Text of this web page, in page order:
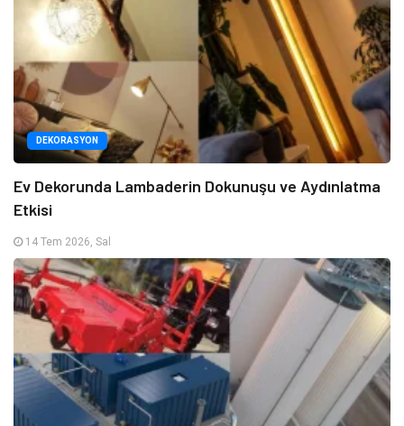
DEKORASYON
Ev Dekorunda Lambaderin Dokunuşu ve Aydınlatma
Etkisi
14 Tem 2026, Sal